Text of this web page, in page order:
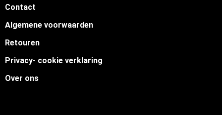
Contact
Algemene voorwaarden
Retouren
Privacy- cookie verklaring
Over ons